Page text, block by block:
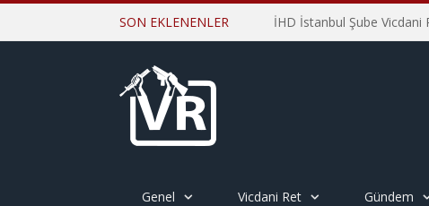
SON EKLENENLER
Genel Vicdani Ret Gündem